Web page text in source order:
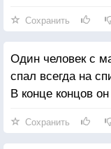
Сохранить
Один человек с
спал всегда на
В конце концов
Сохранить